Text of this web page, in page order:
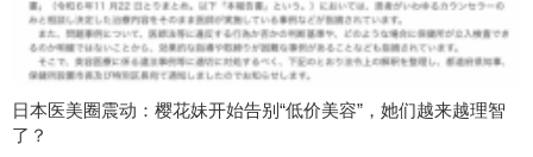
日本医美圈震动：樱花妹开始告别“低价美容”，她们越来越理智
了？